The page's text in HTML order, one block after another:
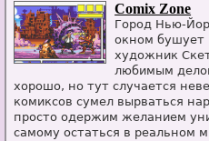
Comix Zone
Город Нью-
окном бушует
художник
любимым
хорошо, но тут случается
комиксов сумел вырваться
просто одержим желанием
самому остаться в реальном